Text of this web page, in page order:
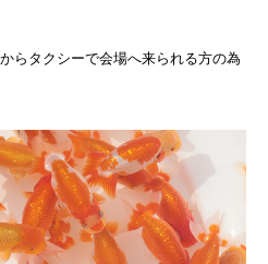
らタクシーで会場へ来られる方の為